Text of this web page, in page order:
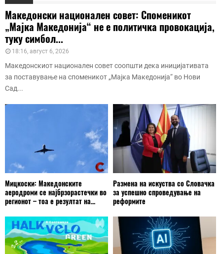
Македонски национален совет: Споменикот
„Мајка Македонија“ не е политичка провокација,
туку симбол...
18:16, август 6, 2026
Македонскиот национален совет соопшти дека иницијативата
за поставување на споменикот „Мајка Македонија“ во Нови
Сад...
Мицкоски: Македонските
аеродроми се најбрзорастечки во
регионот – тоа е резултат на...
Размена на искуства со Словачка
за успешно спроведување на
реформите